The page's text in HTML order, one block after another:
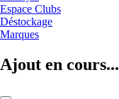
Espace Clubs
Déstockage
Marques
Ajout en cours...